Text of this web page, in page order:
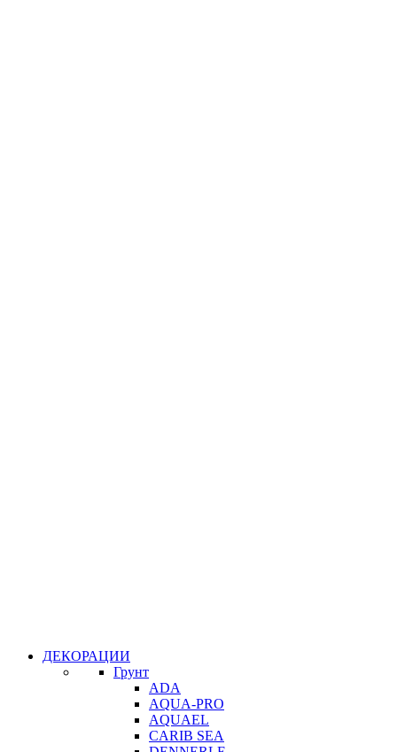
ДЕКОРАЦИИ
Грунт
ADA
AQUA-PRO
AQUAEL
CARIB SEA